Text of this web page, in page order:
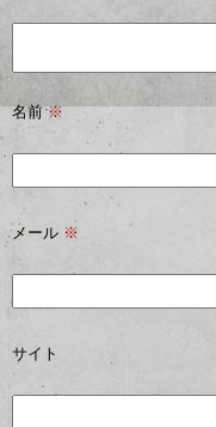
名前※
メール ※
サイト